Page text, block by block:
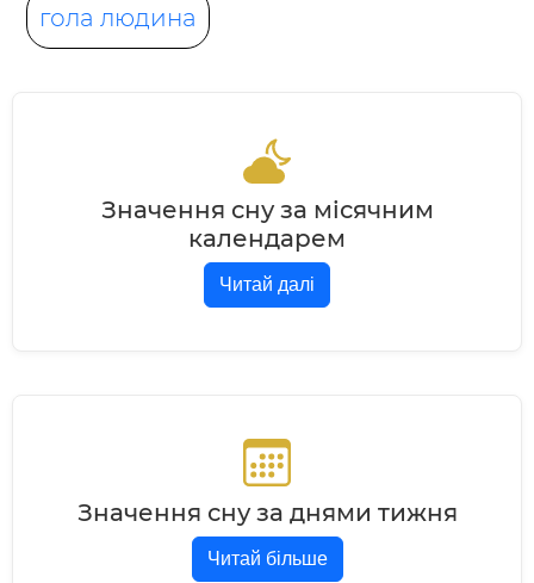
гола людина
Значення сну за місячним
календарем
Читай далі
Значення сну за днями тижня
Читай більше